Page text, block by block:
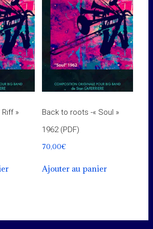
Riff »
Back to roots -« Soul »
1962 (PDF)
70,00€
Ajouter au panier